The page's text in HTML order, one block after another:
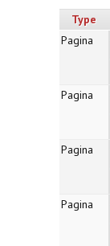
Type
Pagina
Pagina
Pagina
Pagina